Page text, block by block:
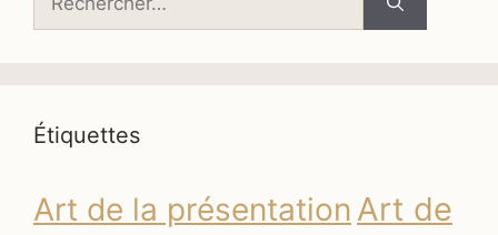
Étiquettes
Art de la présentation Art de